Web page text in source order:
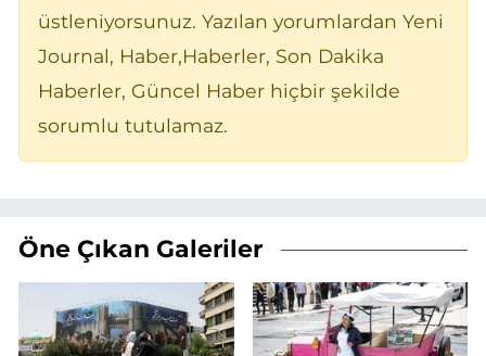
üstleniyorsunuz. Yazılan yorumlardan Yeni
Journal, Haber,Haberler, Son Dakika
Haberler, Güncel Haber hiçbir şekilde
sorumlu tutulamaz.
Öne Çıkan Galeriler